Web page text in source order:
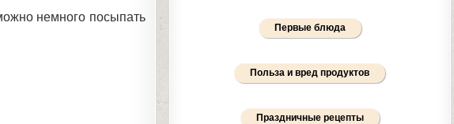
немного посыпать
Первые блюда
Польза и вред продуктов
Праздничные рецепты